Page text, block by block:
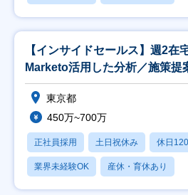
【インサイドセールス】週2在
Marketo活用した分析／施策提
東京都
450万~700万
正社員採用 土日祝休み 休日
業界未経験OK 産休・育休あり